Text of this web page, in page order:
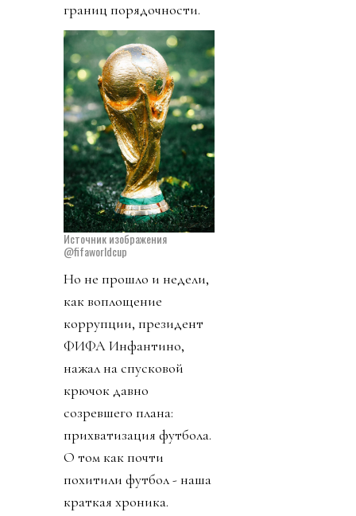
границ порядочности.
Источник изображения
@fifaworldcup
Но не прошло и недели,
как воплощение
коррупции, президент
ФИФА Инфантино,
нажал на спусковой
крючок давно
созревшего плана:
прихватизация футбола.
О том как почти
похитили футбол - наша
краткая хроника.